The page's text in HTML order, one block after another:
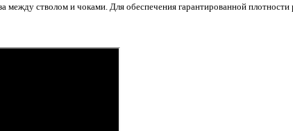
между стволом и чоками. Для обеспечения гарантированной